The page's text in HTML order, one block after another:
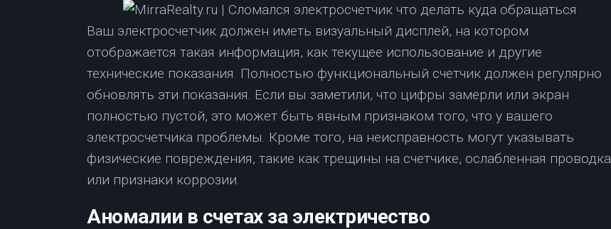
Ваш электросчетчик должен иметь визуальный дисплей, на котором
отображается такая информация, как текущее использование и другие
технические показания. Полностью функциональный счетчик должен регулярно
обновлять эти показания. Если вы заметили, что цифры замерли или экран
полностью пустой, это может быть явным признаком того, что у вашего
электросчетчика проблемы. Кроме того, на неисправность могут указывать
физические повреждения, такие как трещины на счетчике, ослабленная проводка
или признаки коррозии.
Аномалии в счетах за электричество